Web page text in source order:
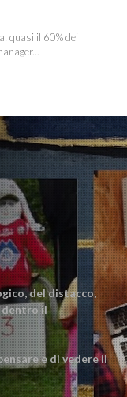
quasi il 60% dei
del distacco,
dentro il
e di vedere il